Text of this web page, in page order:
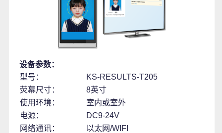
设备参数：
型号：
KS-RESULTS-T205
荧幕尺寸：
8英寸
使用环境：
室内或室外
电源：
DC9-24V
网络通讯：
以太网/WIFI